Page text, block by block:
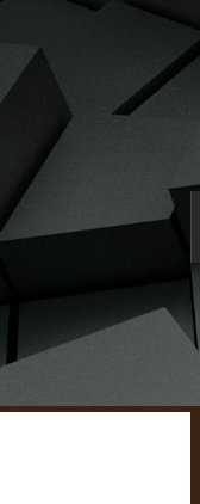
세연소개
업무소개
구성원
세연소식
인재영입